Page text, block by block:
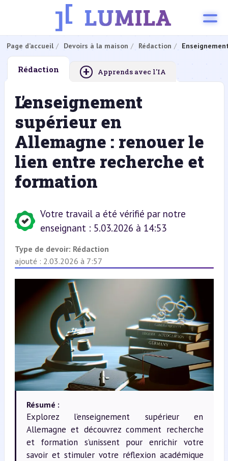
Page d’accueil Devoirs à la maison Rédaction
Rédaction + Apprends avec l'IA
L’enseignement
supérieur en
Allemagne : renouer le
lien entre recherche et
formation
Votre travail a été vérifié par notre
enseignant : 5.03.2026 à 14:53
Type de devoir: Rédaction
ajouté : 2.03.2026 à 7:57
Résumé :
Explorez l’enseignement supérieur en
Allemagne et découvrez comment recherche
et formation s’unissent pour enrichir votre
savoir et stimuler votre réflexion académique